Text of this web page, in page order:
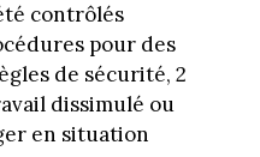
contrôlés
pour des
de sécurité, 2
dissimulé ou
en situation